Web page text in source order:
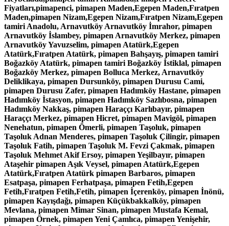
Fiyatları,pimapenci, pimapen Maden,Egepen Maden,Fıratpen
Maden,pimapen Nizam,Egepen Nizam,Fıratpen Nizam,Egepen
tamiri Anadolu, Arnavutköy Arnavutköy İmrahor, pimapen
Arnavutköy İslambey, pimapen Arnavutköy Merkez, pimapen
Arnavutköy Yavuzselim, pimapen Atatürk,Egepen
Atatürk,Fıratpen Atatürk, pimapen Bahşayış, pimapen tamiri
Boğazköy Atatürk, pimapen tamiri Boğazköy İstiklal, pimapen
Boğazköy Merkez, pimapen Bolluca Merkez, Arnavutköy
Deliklikaya, pimapen Dursunköy, pimapen Durusu Cami,
pimapen Durusu Zafer, pimapen Hadımköy Hastane, pimapen
Hadımköy İstasyon, pimapen Hadımköy Sazlıbosna, pimapen
Hadımköy Nakkaş, pimapen Haraççı Karlıbayır, pimapen
Haraççı Merkez, pimapen Hicret, pimapen Mavigöl, pimapen
Nenehatun, pimapen Ömerli, pimapen Taşoluk, pimapen
Taşoluk Adnan Menderes, pimapen Taşoluk Çilingir, pimapen
Taşoluk Fatih, pimapen Taşoluk M. Fevzi Çakmak, pimapen
Taşoluk Mehmet Akif Ersoy, pimapen Yeşilbayır, pimapen
Ataşehir pimapen Aşık Veysel, pimapen Atatürk,Egepen
Atatürk,Fıratpen Atatürk pimapen Barbaros, pimapen
Esatpaşa, pimapen Ferhatpaşa, pimapen Fetih,Egepen
Fetih,Fıratpen Fetih,Fetih, pimapen İçerenköy, pimapen İnönü,
pimapen Kayışdağı, pimapen Küçükbakkalköy, pimapen
Mevlana, pimapen Mimar Sinan, pimapen Mustafa Kemal,
pimapen Örnek, pimapen Yeni Çamlıca, pimapen Yenişehir,